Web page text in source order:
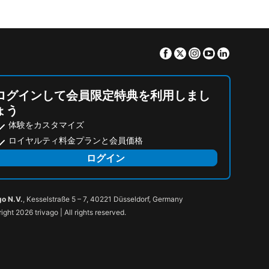
Facebook
TwitterInstagram
Youtube
グインして会員限定特典を利用しまし
う
体験をカスタマイズ
ロイヤルティ料金プランと会員価格
ログイン
N.V., Kesselstraße 5 – 7, 40221 Düsseldorf, Germany
2026 trivago | All rights reserved.